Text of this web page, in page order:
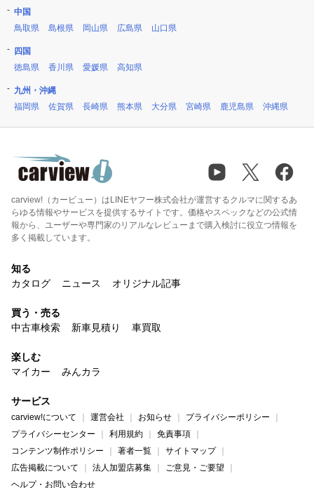
中国
鳥取県
島根県 岡山県 広島県 山口県
四国
徳島県
香川県 愛媛県 高知県
九州・沖縄
福岡県
佐賀県 長崎県 熊本県 大分県 宮崎県 鹿児島県 沖縄県
carview!（カービュー）はLINEヤフー株式会社が運営するクルマに関するあ
らゆる情報やサービスを提供するサイトです。価格やスペックなどの公式情
報から、ユーザーや専門家のリアルなレビューまで購入検討に役立つ情報を
多く掲載しています。
知る
カタログ
ニュース オリジナル記事
買う・売る
中古車検索
新車見積り 車買取
楽しむ
マイカー
みんカラ
サービス
carview!について 運営会社 お知らせ
プライバシーポリシー
プライバシーセンター
利用規約
免責事項
コンテンツ制作ポリシー
著者一覧
サイトマップ
広告掲載について
法人加盟店募集
ご意見・ご要望
ヘルプ・お問い合わせ